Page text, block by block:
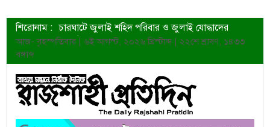
শিরোনাম : চারঘাটে জুলাই শহিদ পরিবার ও জুলাই যোদ্ধাদের
সংবর্ধনা
ত্বক ভালো রাখতে যে ৫ কাজ করবেন
জুলাই স্মৃতি জাদুঘরের দুয়ার খুলেছে উদ্বোধন করলেন
প্রধানমন্ত্রী
শাহরুখের নতুন সিনেমার লুক
কোয়ার্টার ফাইনালে নেইমারের দুর্দান্ত অ্যাসিস্টে সান্তোস
আজ- বৃহস্পতিবার | ৬ই আগস্ট, ২০২৬ খ্রিস্টাব্দ | ২২শে শ্রাবণ, ১৪৩৩
বঙ্গাব্দ